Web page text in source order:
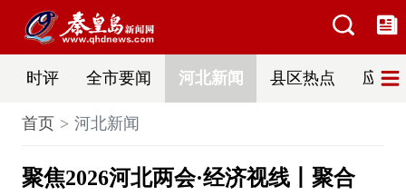
时评 全市要闻 河北新闻 县区热点 应急
首页 河北新闻
聚焦2026河北两会·经济视线丨聚合